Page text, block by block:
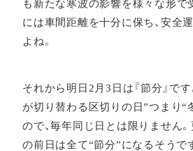
も新たな寒波の影響を様々な形で
には車間距離を十分に保ち、安全
よね。
それから明日2月3日は『節分』で
が切り替わる区切りの日”つまり“
ので、毎年同じ日とは限りません。
の前日は全て“節分”になるそうで